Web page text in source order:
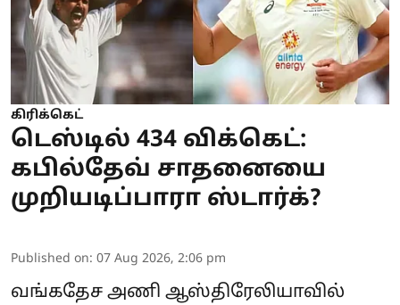
கிரிக்கெட்
டெஸ்டில் 434 விக்கெட்:
கபில்தேவ் சாதனையை
முறியடிப்பாரா ஸ்டார்க்?
Published on: 07 Aug 2026, 2:06 pm
வங்கதேச அணி ஆஸ்திரேலியாவில்